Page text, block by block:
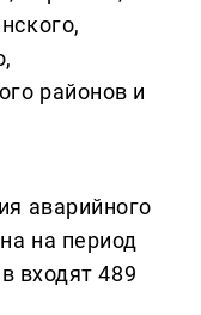
районов и
аварийного
на период
входят 489